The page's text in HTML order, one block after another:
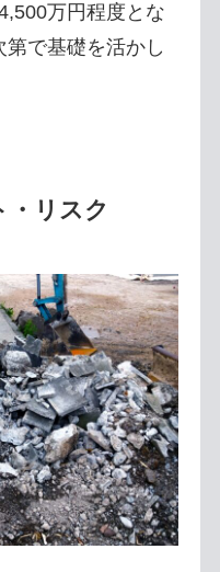
万円程度とな
第で基礎を活かし
・リスク